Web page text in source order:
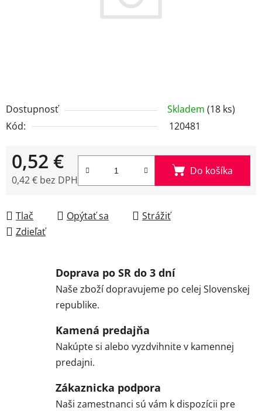
Dostupnosť Skladem (18 ks)
Kód:
120481
0,52 €
0,42 € bez DPH
Do košíka
Tlač Opýtať sa
Strážiť
Zdieľať
Doprava po SR do 3 dní
Naše zboží dopravujeme po celej Slovenskej
republike.
Kamená predajňa
Nakúpte si alebo vyzdvihnite v kamennej
predajni.
Zákaznicka podpora
Naši zamestnanci sú vám k dispozícii pre